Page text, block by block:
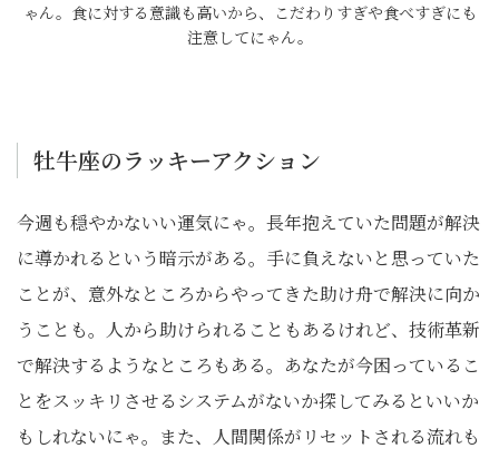
ゃん。食に対する意識も高いから、こだわりすぎや食べすぎにも
注意してにゃん。
牡牛座のラッキーアクション
今週も穏やかないい運気にゃ。長年抱えていた問題が解決
に導かれるという暗示がある。手に負えないと思っていた
ことが、意外なところからやってきた助け舟で解決に向か
うことも。人から助けられることもあるけれど、技術革新
で解決するようなところもある。あなたが今困っているこ
とをスッキリさせるシステムがないか探してみるといいか
もしれないにゃ。また、人間関係がリセットされる流れも